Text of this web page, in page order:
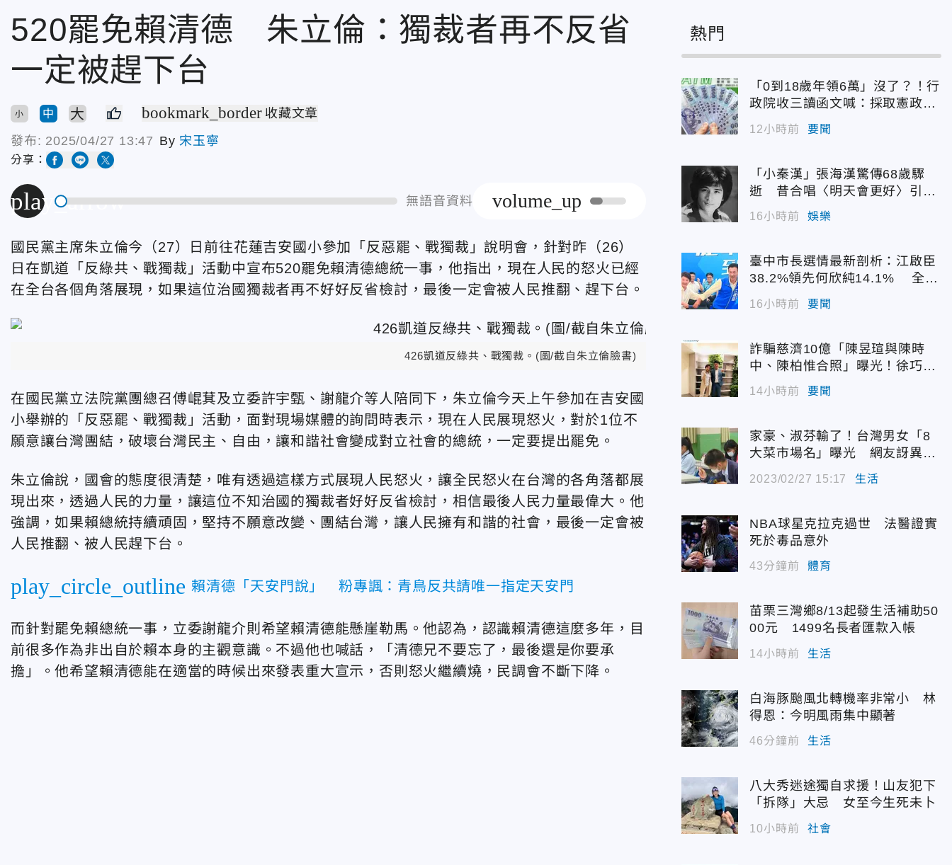
520罷免賴清德 朱立倫：獨裁者再不反省
一定被趕下台
小 中 大 bookmark_border 收藏文章
發布: 2025/04/27 13:47 By宋玉寧
分享：
play_arrow 無語音資料 volume_up
國民黨主席朱立倫今（27）日前往花蓮吉安國小參加「反惡罷、戰獨裁」說明會，針對昨（26）
日在凱道「反綠共、戰獨裁」活動中宣布520罷免賴清德總統一事，他指出，現在人民的怒火已經
在全台各個角落展現，如果這位治國獨裁者再不好好反省檢討，最後一定會被人民推翻、趕下台。
426凱道反綠共、戰獨裁。(圖/截自朱立倫臉書)
在國民黨立法院黨團總召傅崐萁及立委許宇甄、謝龍介等人陪同下，朱立倫今天上午參加在吉安國
小舉辦的「反惡罷、戰獨裁」活動，面對現場媒體的詢問時表示，現在人民展現怒火，對於1位不
願意讓台灣團結，破壞台灣民主、自由，讓和諧社會變成對立社會的總統，一定要提出罷免。
朱立倫說，國會的態度很清楚，唯有透過這樣方式展現人民怒火，讓全民怒火在台灣的各角落都展
現出來，透過人民的力量，讓這位不知治國的獨裁者好好反省檢討，相信最後人民力量最偉大。他
強調，如果賴總統持續頑固，堅持不願意改變、團結台灣，讓人民擁有和諧的社會，最後一定會被
人民推翻、被人民趕下台。
play_circle_outline 賴清德「天安門說」 粉專諷：青鳥反共請唯一指定天安門
而針對罷免賴總統一事，立委謝龍介則希望賴清德能懸崖勒馬。他認為，認識賴清德這麼多年，目
前很多作為非出自於賴本身的主觀意識。不過他也喊話，「清德兄不要忘了，最後還是你要承
擔」。他希望賴清德能在適當的時候出來發表重大宣示，否則怒火繼續燒，民調會不斷下降。
熱門
「0到18歲年領6萬」沒了？！行
政院收三讀函文喊：採取憲政作
12小時前 要聞
「小秦漢」張海漢驚傳68歲驟
逝 昔合唱〈明天會更好〉引追
16小時前 娛樂
臺中市長選情最新剖析：江啟臣
38.2%領先何欣純14.1% 全世
代支持度全面居首
16小時前 要聞
詐騙慈濟10億「陳昱瑄與陳時
中、陳柏惟合照」曝光！徐巧芯
震撼出手
14小時前 要聞
家豪、淑芬輸了！台灣男女「8
大菜市場名」曝光 網友訝異：
2023/02/27 15:17 生活
NBA球星克拉克過世 法醫證實
死於毒品意外
43分鐘前 體育
苗栗三灣鄉8/13起發生活補助50
00元 1499名長者匯款入帳
14小時前 生活
白海豚颱風北轉機率非常小 林
得恩：今明風雨集中顯著
46分鐘前 生活
八大秀迷途獨自求援！山友犯下
「拆隊」大忌 女至今生死未卜
10小時前 社會